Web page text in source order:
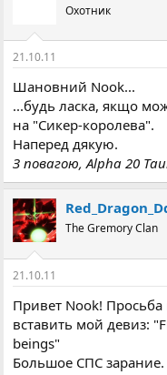
Охотник
21.10.11
Шановний Nook...
...будь ласка, якщо
на "Сикер-королева".
Наперед дякую.
З повагою, Alpha 20
The Gremory Clan
21.10.11
Привет Nook!
вставить мой девиз:
beings"
Большое СПС зарание.